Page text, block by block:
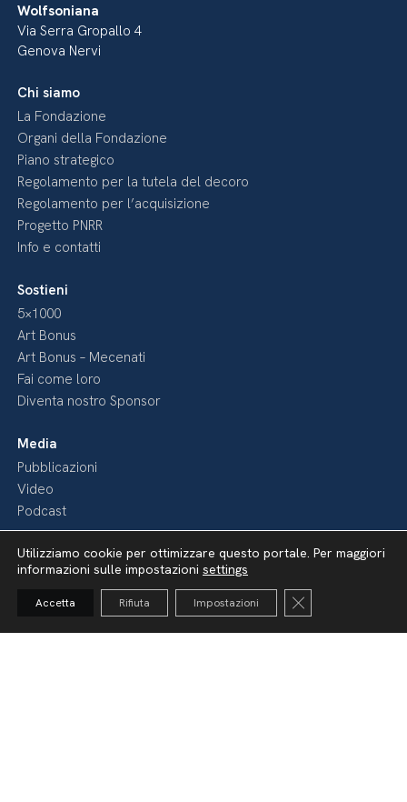
Wolfsoniana
Via Serra Gropallo 4
Genova Nervi
Chi siamo
La Fondazione
Organi della Fondazione
Piano strategico
Regolamento per la tutela del decoro
Regolamento per l’acquisizione
Progetto PNRR
Info e contatti
Sostieni
5×1000
Art Bonus
Art Bonus – Mecenati
Fai come loro
Diventa nostro Sponsor
Media
Pubblicazioni
Video
Podcast
Utilizziamo cookie per ottimizzare questo portale. Per maggiori
informazioni sulle impostazioni settings
Accetta Rifiuta Impostazioni Close GDPR